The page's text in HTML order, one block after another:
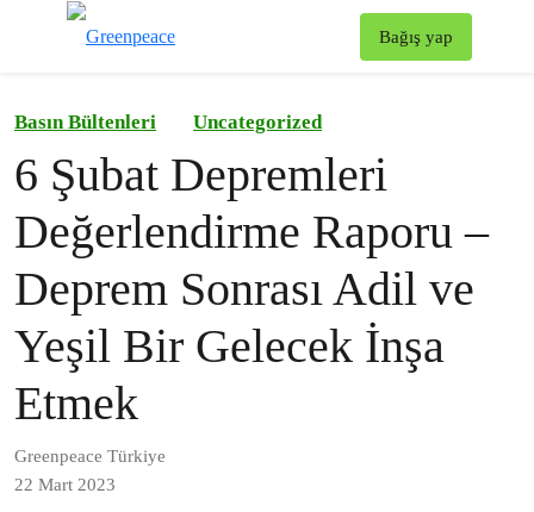
Bağış yap
Basın Bültenleri Uncategorized
6 Şubat Depremleri
Değerlendirme Raporu –
Deprem Sonrası Adil ve
Yeşil Bir Gelecek İnşa
Etmek
Greenpeace Türkiye
22 Mart 2023